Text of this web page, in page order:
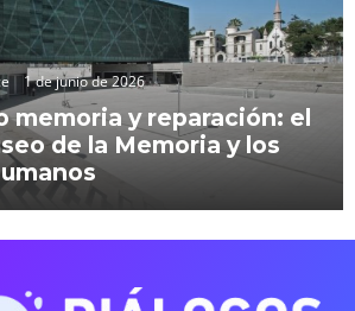
1 de junio de 2026
memoria y reparación: el
de la Memoria y los